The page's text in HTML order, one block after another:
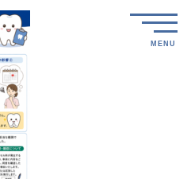
MENU